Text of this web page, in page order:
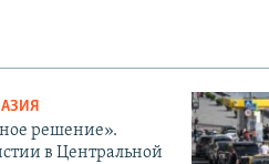
решение».
в Центральной